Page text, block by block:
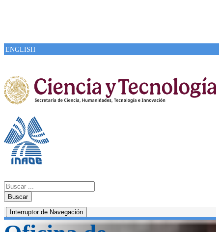
ENGLISH
Buscar
Interruptor de Navegación